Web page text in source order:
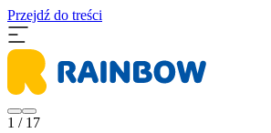
Przejdź do treści
1 / 17